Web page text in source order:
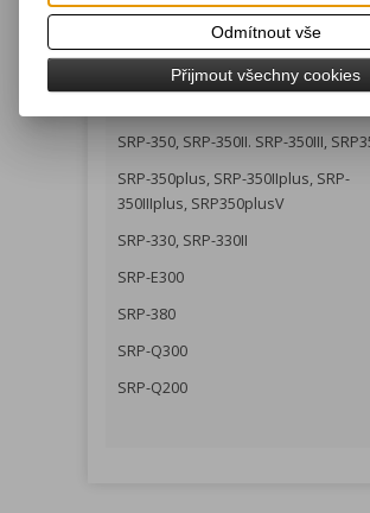
Podrobný popis
SRP-350, SRP-350II. SRP-350III,
SRP-350plus, SRP-350IIplus, SRP-
350IIIplus, SRP350plusV
SRP-330, SRP-330II
SRP-E300
SRP-380
SRP-Q300
SRP-Q200
Odmítnout vše
Přijmout všechny cookies